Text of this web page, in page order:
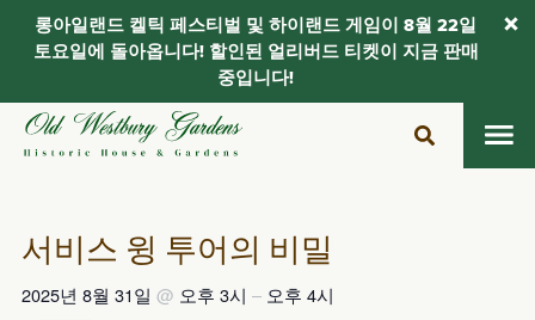
서비스 윙 투어의 비밀
2025년 8월 31일 @ 오후 3시 – 오후 4시
롱아일랜드 켈틱 페스티벌 및 하이랜드 게임이 8월 22일
토요일에 돌아옵니다! 할인된 얼리버드 티켓이 지금 판매
중입니다!